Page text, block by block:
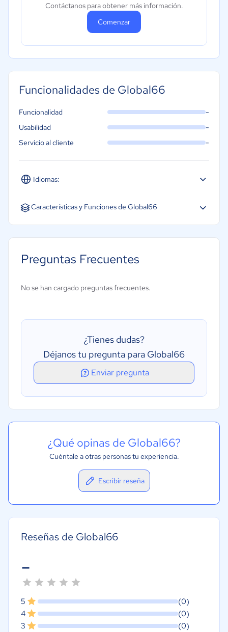
Contáctanos para obtener más información.
Comenzar
Funcionalidades de Global66
Idiomas:
Español Inglés Portugués
Funcionalidad -
Usabilidad -
Servicio al cliente -
Características y Funciones de Global66
Pago instantáneo
Autenticación de dos factores
Preguntas Frecuentes
No se han cargado preguntas frecuentes.
¿Tienes dudas?
Déjanos tu pregunta para Global66
Enviar pregunta
¿Qué opinas de Global66?
Cuéntale a otras personas tu experiencia.
Escribir reseña
Reseñas de Global66
-
5
(0)
4
(0)
3
(0)